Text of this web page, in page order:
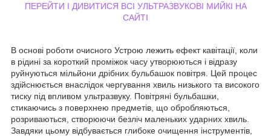
ПЕРЕЙТИ І ДИВИТИСЯ ВСІ УЛЬТРАЗВУКОВІ МИЙКІ НА
САЙТІ
В основі роботи очисного Устрою лежить ефект кавітації, коли
в рідині за короткий проміжок часу утворюються і відразу
руйнуються мільйони дрібних бульбашок повітря. Цей процес
здійснюється внаслідок чергування хвиль низького та високого
тиску під впливом ультразвуку. Повітряні бульбашки,
стикаючись з поверхнею предметів, що обробляються,
розриваються, створюючи безліч маленьких ударних хвиль.
Завдяки цьому відбувається глибоке очищення інструментів,